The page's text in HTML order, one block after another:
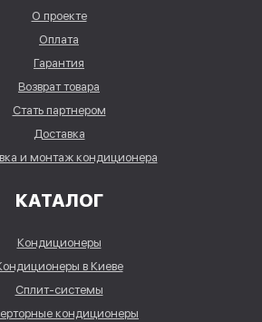
О проекте
Оплата
Гарантия
Возврат товара
Стать партнером
Доставка
и монтаж кондиционера
КАТАЛОГ
Кондиционеры
в Киеве
Сплит-системы
кондиционеры